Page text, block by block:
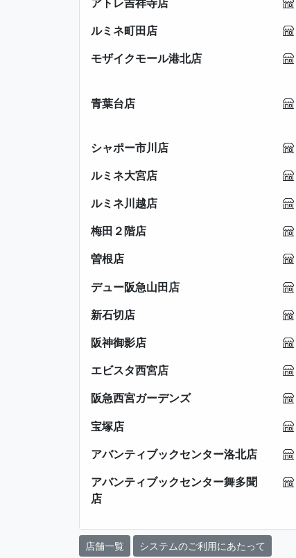
ルミネ町田店
モザイクモール港北店
青葉台店
シャポー市川店
ルミネ大宮店
ルミネ川越店
梅田２階店
曽根店
デュー阪急山田店
新石切店
阪神御影店
エビスタ西宮店
阪急西宮ガーデンズ
宝塚店
アバンティブックセンター洛北店
アバンティブックセンター舞多聞
店
店舗一覧 システムのご利用にあたって